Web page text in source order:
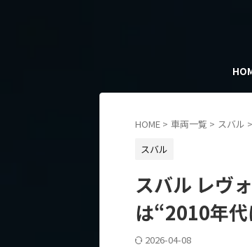
HOME > 車両一覧 > スバル >
スバル
スバル レヴ
は“2010年
2026-04-08